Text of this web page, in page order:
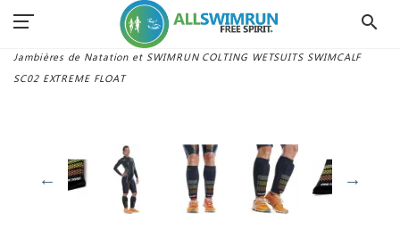
search
Combinaisons Swimrun
Accessoires
Jambières de Natation et SWIMRUN COLTING WETSUITS SWIMCALF
SC02 EXTREME FLOAT